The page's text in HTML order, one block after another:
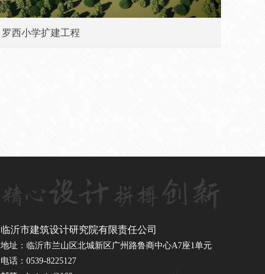
罗西小学扩建工程
临沂市建筑设计研究院有限责任公司
地址：临沂市兰山区北城新区广州路鲁商中心A7座1单元
电话：0539-8225127